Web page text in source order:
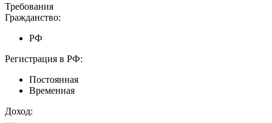
Требования
Гражданство:
РФ
Регистрация в РФ:
Постоянная
Временная
Доход: